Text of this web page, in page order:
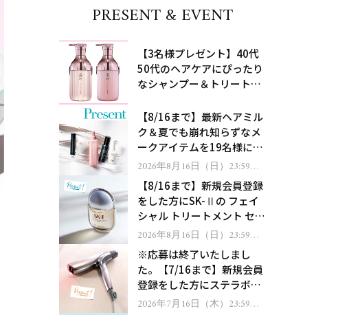
PRESENT & EVENT
【3名様プレゼント】40代
50代のヘアケアにぴったり
なシャンプー＆トリートメ
処！
【8/16まで】最新ヘアミル
ク＆夏でも崩れ知らずなメ
ークアイテムを19名様にプ
レゼント！
2026年8月16日（日）23:59ま
で【8/16まで】新規会員登録
をした方にSK-Ⅱの フェイ
シャル トリートメント セラ
ムをプレゼント！
2026年8月16日（日）23:59ま
※応募は終了いたしまし
た。【7/16まで】新規会員
登録をした方にステラボー
テのシャインリバース ヘア
2026年7月16日（木）23:59ま